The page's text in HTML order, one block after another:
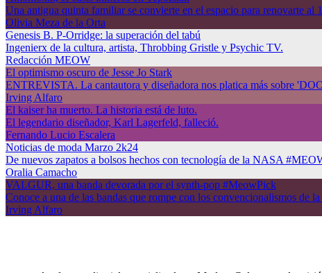
Una antigua quinta familiar se convierte en el espacio para renovarte al
Olivia Meza de la Orta
Genesis B. P-Orridge: la superación del tabú
Ingenierx de la cultura, artista, Throbbing Gristle y Psychic TV.
Redacción MEOW
El optimismo oscuro de Jesse Jo Stark
ENTREVISTA. La cantautora y diseñadora nos platica más sobre
Irving Alfaro
El kaiser ha muerto. La historia está de luto.
El legendario diseñador, Karl Lagerfeld, falleció.
Fernando Lucio Escalera
Noticias de moda Marzo 2k24
De nuevos zapatos a bolsos hechos con tecnología de la NASA
Oralia Camacho
VALGUR, una banda devorada por el synth-pop #MeowPick
Conoce a una de las bandas que rompe con los convencionalismos de
Irving Alfaro